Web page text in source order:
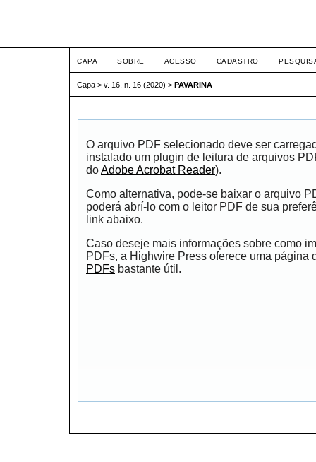
CAPA SOBRE ACESSO CADASTRO
Capa > v. 16, n. 16 (2020) > PAVARINA
O arquivo PDF selecionado deve ser
instalado um plugin de leitura de arquivos
doAdobe Acrobat Reader).
Como alternativa, pode-se baixar o arquivo
poderá abrí-lo com o leitor PDF de sua
link abaixo.
Caso deseje mais informações sobre como
PDFs, a Highwire Press oferece uma página
PDFs bastante útil.